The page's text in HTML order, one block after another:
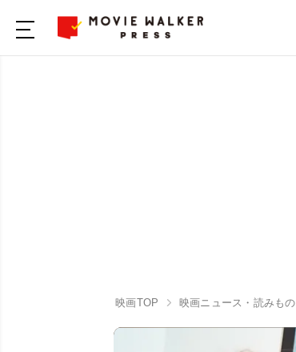
映画TOP 映画ニュース・読みもの